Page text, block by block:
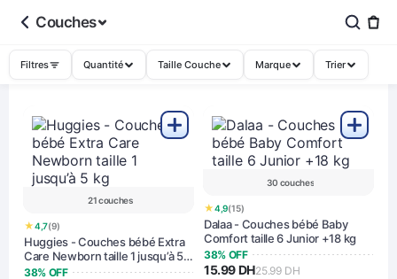
Couches
Filtres Quantité Taille Couche Marque Trier
21 couches
★4,7(9)
Huggies - Couches bébé Extra
Care Newborn taille 1 jusqu’à 5
kg
38% OFF
30 couches
★4,9(15)
Dalaa - Couches bébé Baby
Comfort taille 6 Junior +18 kg
38% OFF
15.99 DH25.99 DH